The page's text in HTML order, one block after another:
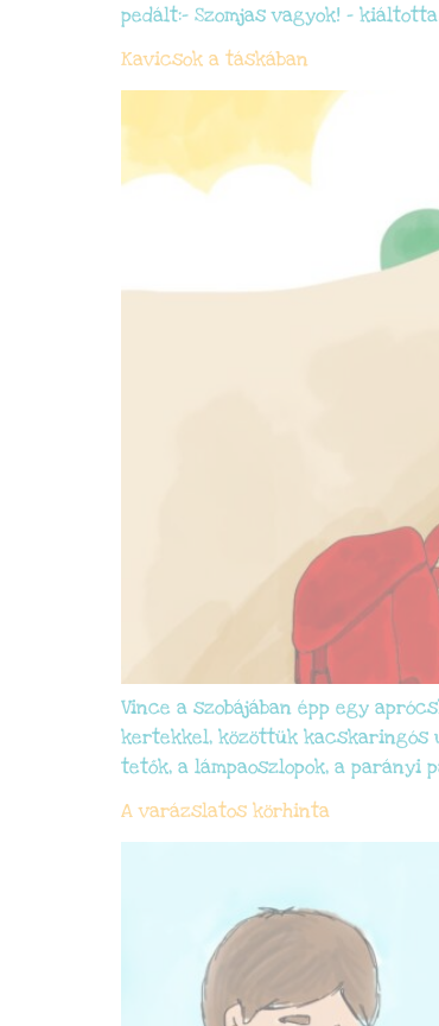
pedált:– Szomjas vagyok! –
Kavicsok a táskában
Vince a szobájában épp egy
kertekkel, közöttük kacskaringós
tetők, a lámpaoszlopok, a parányi
A varázslatos körhinta